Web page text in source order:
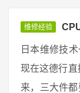
维修经验
日本维修技
现在这德行
来，三大件